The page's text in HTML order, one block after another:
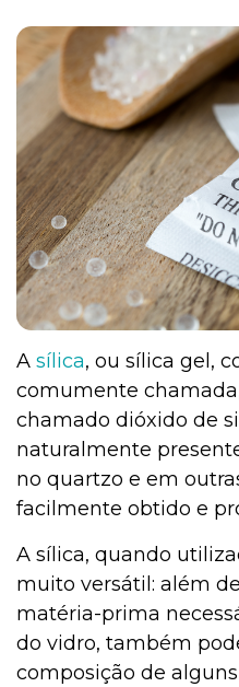
A sílica, ou sílica gel,
comumente
chamado dióxido de
naturalmente
no quartzo e em
facilmente obtido e
A sílica, quando
muito versátil: além
matéria-prima
do vidro, também
composição de